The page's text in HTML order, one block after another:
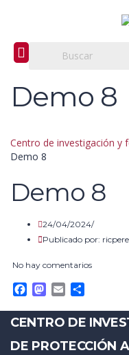
Demo 8
Centro de investigación y
Demo 8
Demo 8
24/04/2024/
Publicado por:
No hay comentarios
Facebook
Mastodon
Email
CENTRO DE
DE PROTECCIÓN